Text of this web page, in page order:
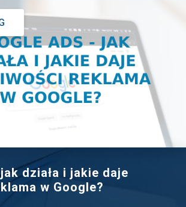
działa i jakie daje
w Google?